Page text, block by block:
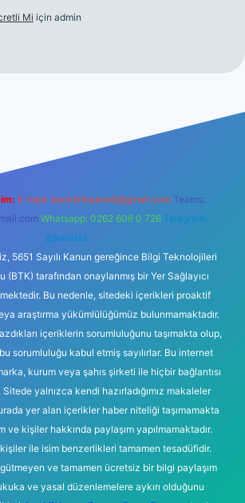
Mi için admin
E-mail: backlinkpaneli@gmail.com Teams:
Whatsapp: 0262 606 0 726 Telegram:
@karabul
5651 Sayılı Kanun gereğince Bilgi Teknolojileri
(BTK) tarafından onaylanmış bir Yer Sağlayıcı
Bu nedenle, sitedeki içerikleri proaktif
araştırma yükümlülüğümüz bulunmamaktadır.
içeriklerin sorumluluğunu taşımakta olup,
sorumluluğu kabul etmiş sayılırlar. Bu internet
kurum veya şahıs şirketi ile hiçbir bağlantısı
yalnızca kendi hazırladığımız makaleler
yer alan içerikler haber niteliği taşımamakta
ve kişiler hakkında paylaşım yapılmamaktadır.
ile isim benzerlikleri tamamen tesadüfidir.
ve tamamen ücretsiz bir bilgi paylaşım
ve yasal düzenlemelere aykırı olduğunu